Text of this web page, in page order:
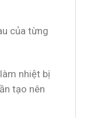
của từng
nhiệt bị
tạo nên